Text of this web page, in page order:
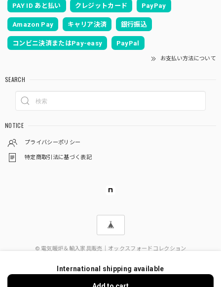
PAY ID あと払い クレジットカード PayPay
Amazon Pay キャリア決済 銀行振込
コンビニ決済またはPay-easy PayPal
お支払い方法について
SEARCH
NOTICE
プライバシーポリシー
特定商取引法に基づく表記
© 電気暖炉＆輸入家具販売｜オックスフォードコレクション
International shipping available
ショップに質問する